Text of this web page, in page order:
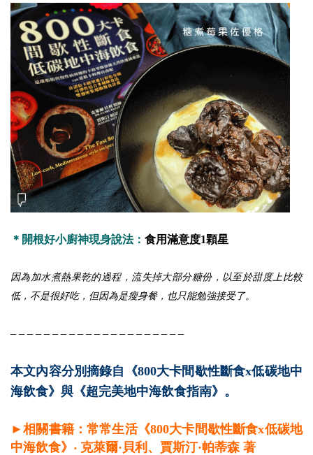
＊開根好小廚神現身說法： 食用滿意度1顆星
因為加水煮熱果乾的過程，流失掉大部分糖份，以至於甜度上比較
低，不是很好吃，但因為是瘦身餐，也只能勉強接受了。
– – – – – – – – – – – – – – – – – – – – –
本文內容分別摘錄自《800大卡間歇性斷食x低碳地中
海飲食》與《超完美地中海飲食指南》。
►相關書籍：常常生活《800大卡間歇性斷食x低碳地
中海飲食》‧ 克萊爾·貝利、賈斯汀·帕蒂森 著